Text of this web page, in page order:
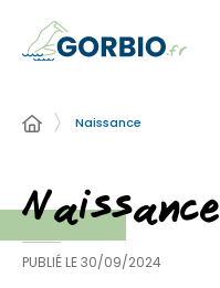
Naissance
Naissance
PUBLIÉ LE30/09/2024